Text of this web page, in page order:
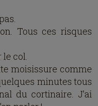
Tous ces risques
col.
moisissure comme
minutes tous
du cortinaire. J’ai